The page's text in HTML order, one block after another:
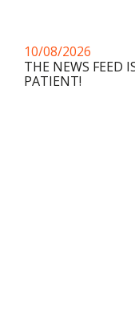
10/08/2026
THE NEWS FEED
PATIENT!